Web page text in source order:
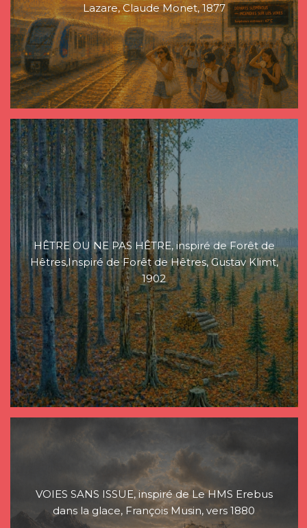
Lazare, Claude Monet, 1877
HÊTRE OU NE PAS HÊTRE, inspiré de Forêt de
Hêtres,Inspiré de Forêt de Hêtres, Gustav Klimt,
1902
VOIES SANS ISSUE, inspiré de Le HMS Erebus
dans la glace, François Musin, vers 1880